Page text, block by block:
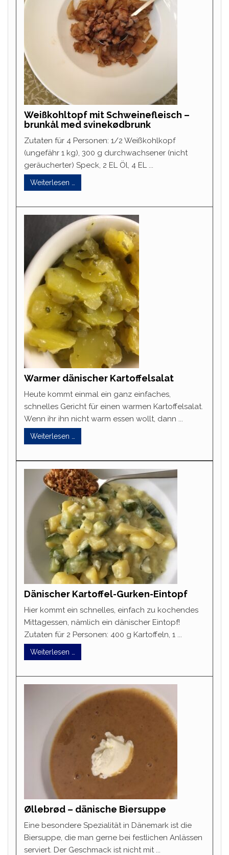
Weißkohltopf mit Schweinefleisch –
brunkål med svinekødbrunk
Zutaten für 4 Personen: 1/2 Weißkohlkopf
(ungefähr 1 kg), 300 g durchwachsener (nicht
geräucherter) Speck, 2 EL Öl, 4 EL ...
Weiterlesen …
Warmer dänischer Kartoffelsalat
Heute kommt einmal ein ganz einfaches,
schnelles Gericht für einen warmen Kartoffelsalat.
Wenn ihr ihn nicht warm essen wollt, dann ...
Weiterlesen …
Dänischer Kartoffel-Gurken-Eintopf
Hier kommt ein schnelles, einfach zu kochendes
Mittagessen, nämlich ein dänischer Eintopf!
Zutaten für 2 Personen: 400 g Kartoffeln, 1 ...
Weiterlesen …
Øllebrød – dänische Biersuppe
Eine besondere Spezialität in Dänemark ist die
Biersuppe, die man gerne bei festlichen Anlässen
serviert. Der Geschmack ist nicht mit ...